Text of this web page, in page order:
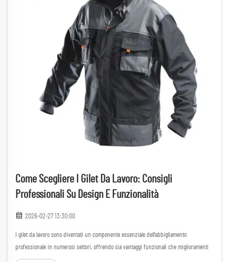
Come Scegliere I Gilet Da Lavoro: Consigli
Professionali Su Design E Funzionalità
2026-02-27 13:30:00
I gilet da lavoro sono diventati un componente essenziale dell’abbigliamento
professionale in numerosi settori, offrendo sia vantaggi funzionali che miglioramenti
delle caratteristiche di sicurezza. Questi capi versatili garantiscono ai lavoratori una